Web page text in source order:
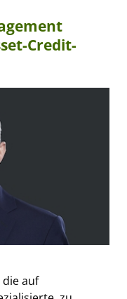
Credit-
die auf